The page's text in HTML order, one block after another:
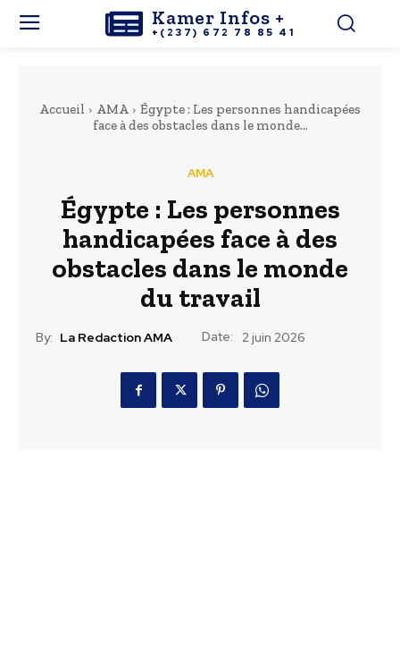
Kamer Infos +
+(237) 672 78 85 41
Accueil AMA
Égypte : Les personnes handicapées
face à des obstacles dans le monde...
AMA
Égypte : Les personnes
handicapées face à des
obstacles dans le monde
du travail
By: La Redaction AMA Date: 2 juin 2026